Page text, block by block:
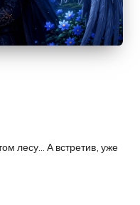
лесу… А встретив, уже